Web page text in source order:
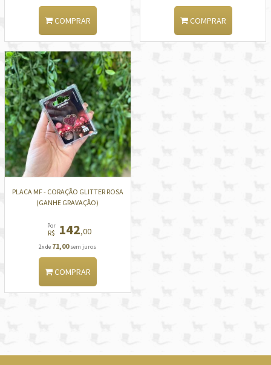
COMPRAR COMPRAR
PLACA MF - CORAÇÃO GLITTER ROSA
(GANHE GRAVAÇÃO)
Por
R$ 142,00
2x de 71,00sem juros
COMPRAR